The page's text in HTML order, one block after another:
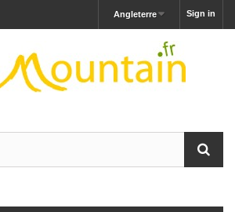
Sign in
Angleterre